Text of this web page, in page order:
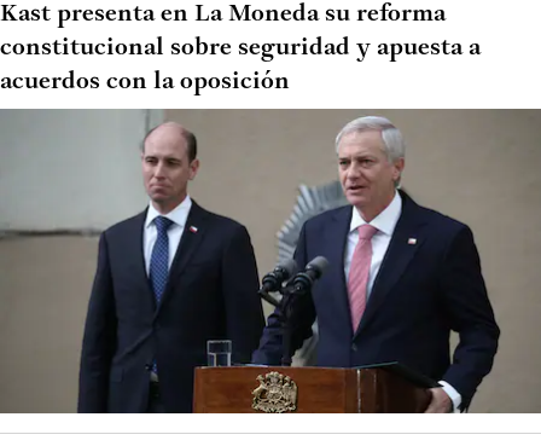
Kast presenta en La Moneda su reforma
constitucional sobre seguridad y apuesta a
acuerdos con la oposición